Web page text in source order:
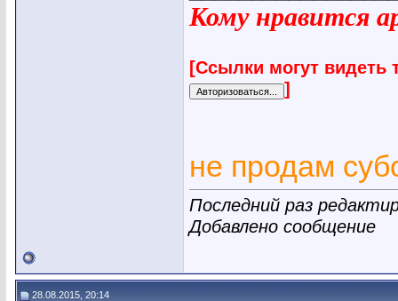
Кому нравится
[Ссылки могут видеть
]
не продам
Последний раз
Добавлено сообщение
28.08.2015, 20:14